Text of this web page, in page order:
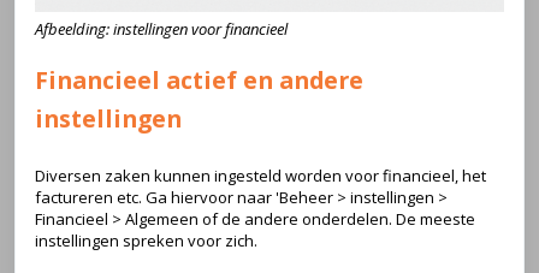
Afbeelding: instellingen voor financieel
Financieel actief en andere
instellingen
Diversen zaken kunnen ingesteld worden voor financieel, het
factureren etc. Ga hiervoor naar 'Beheer > instellingen >
Financieel > Algemeen of de andere onderdelen. De meeste
instellingen spreken voor zich.